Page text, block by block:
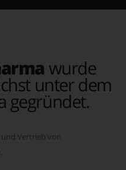
wurde
unter dem
gegründet.
und Vertrieb von